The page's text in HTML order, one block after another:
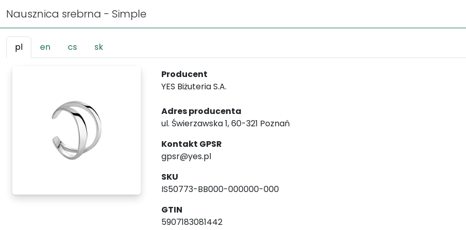
Nausznica srebrna - Simple
pl en cs sk
Producent
YES Biżuteria S.A.
Adres producenta
ul. Świerzawska 1, 60-321 Poznań
Kontakt GPSR
gpsr@yes.pl
SKU
IS50773-BB000-000000-000
GTIN
5907183081442